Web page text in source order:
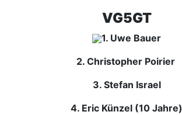
VG5GT
1. Uwe Bauer
2. Christopher Poirier
3. Stefan Israel
4. Eric Künzel (10 Jahre)